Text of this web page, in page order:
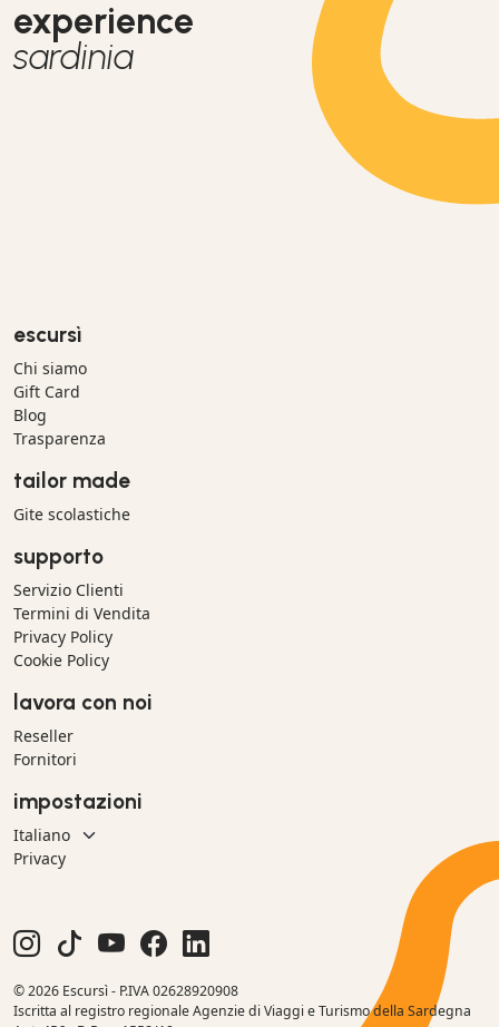
experience
sardinia
escursì
Chi siamo
Gift Card
Blog
Trasparenza
tailor made
Gite scolastiche
supporto
Servizio Clienti
Termini di Vendita
Privacy Policy
Cookie Policy
lavora con noi
Reseller
Fornitori
impostazioni
Privacy
© 2026 Escursì - P.IVA 02628920908
Iscritta al registro regionale Agenzie di Viaggi e Turismo della Sardegna